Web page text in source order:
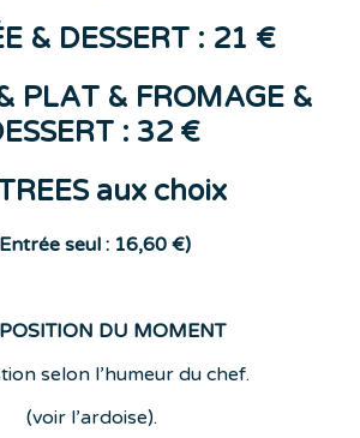
& DESSERT : 21 €
PLAT & FROMAGE &
: 32 €
aux choix
ntrée seul : 16,60 €)
DU MOMENT
selon l’humeur du chef.
(voir l’ardoise).